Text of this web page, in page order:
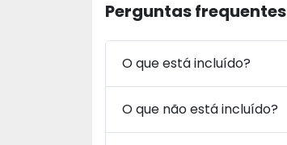
Perguntas frequentes
O que está incluído?
O que não está incluído?